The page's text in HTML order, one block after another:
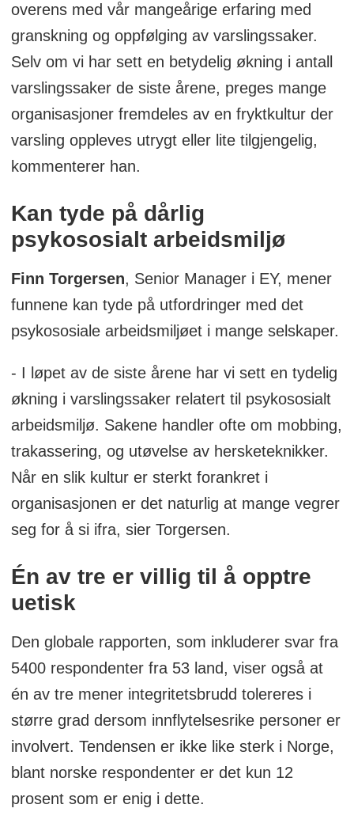
overens med vår mangeårige erfaring med
granskning og oppfølging av varslingssaker.
Selv om vi har sett en betydelig økning i antall
varslingssaker de siste årene, preges mange
organisasjoner fremdeles av en fryktkultur der
varsling oppleves utrygt eller lite tilgjengelig,
kommenterer han.
Kan tyde på dårlig
psykososialt arbeidsmiljø
Finn Torgersen, Senior Manager i EY, mener
funnene kan tyde på utfordringer med det
psykososiale arbeidsmiljøet i mange selskaper.
- I løpet av de siste årene har vi sett en tydelig
økning i varslingssaker relatert til psykososialt
arbeidsmiljø. Sakene handler ofte om mobbing,
trakassering, og utøvelse av hersketeknikker.
Når en slik kultur er sterkt forankret i
organisasjonen er det naturlig at mange vegrer
seg for å si ifra, sier Torgersen.
Én av tre er villig til å opptre
uetisk
Den globale rapporten, som inkluderer svar fra
5400 respondenter fra 53 land, viser også at
én av tre mener integritetsbrudd tolereres i
større grad dersom innflytelsesrike personer er
involvert. Tendensen er ikke like sterk i Norge,
blant norske respondenter er det kun 12
prosent som er enig i dette.